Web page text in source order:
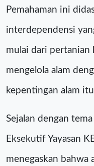
Pemahaman ini
interdependensi
mulai dari
mengelola alam
kepentingan alam
Sejalan dengan
Eksekutif Yayasan
menegaskan bahwa